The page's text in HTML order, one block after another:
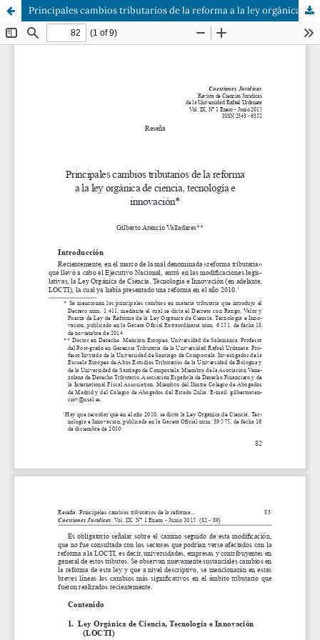
Principales cambios tributarios de la reforma a la ley orgánica de ciencia, tecnología e innovación